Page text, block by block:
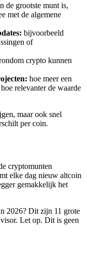
de grootste munt is,
met de algemene
bijvoorbeeld
of
crypto kunnen
hoe meer een
relevanter de waarde
maar ook snel
per coin.
cryptomunten
elke dag nieuw altcoin
gemakkelijk het
2026? Dit zijn 11 grote
Let op. Dit is geen